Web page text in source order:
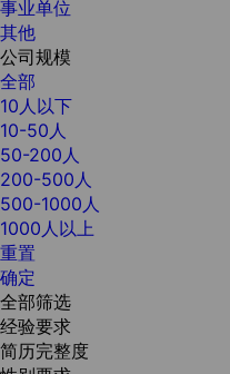
事业单位
其他
公司规模
全部
10人以下
10-50人
50-200人
200-500人
500-1000人
1000人以上
重置
确定
全部筛选
经验要求
简历完整度